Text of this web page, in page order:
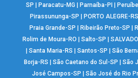
SP
Paracatu-MG Parnaíba-PI
Pirassununga-SP
PORTO ALEGRE-RS
Praia Grande-SP
Ribeirão Preto-SP
Rolim de Moura-RO
Salto-SP
|Santa Maria-RS |Santos-SP |São
Borja-RS
|São Caetano do Sul-SP |São
José Campos-SP
|São José do Rio